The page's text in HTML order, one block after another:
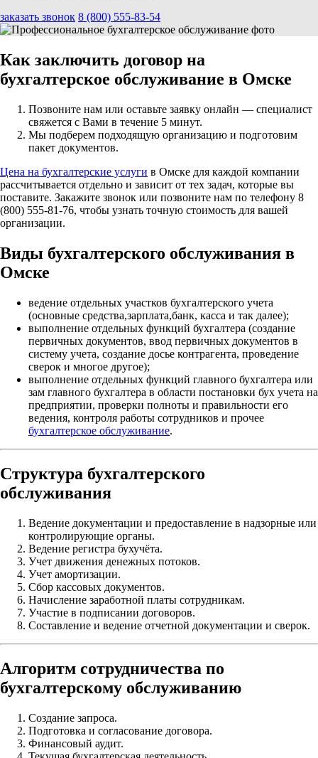
заказать звонок 8 (800) 555-83-54
Как заключить договор на
бухгалтерское обслуживание в Омске
Позвоните нам или оставьте заявку онлайн — специалист
свяжется с Вами в течение 5 минут.
Мы подберем подходящую организацию и подготовим
пакет документов.
Цена на бухгалтерские услуги в Омске для каждой компании
рассчитывается отдельно и зависит от тех задач, которые вы
поставите. Закажите звонок или позвоните нам по телефону 8
(800) 555-81-76, чтобы узнать точную стоимость для вашей
организации.
Виды бухгалтерского обслуживания в
Омске
ведение отдельных участков бухгалтерского учета
(основные средства,зарплата,банк, касса и так далее);
выполнение отдельных функций бухгалтера (создание
первичных документов, ввод первичных документов в
систему учета, создание досье контрагента, проведение
сверок и многое другое);
выполнение отдельных функций главного бухгалтера или
зам главного бухгалтера в области постановки бух учета на
предприятии, проверки полноты и правильности его
ведения, контроля работы сотрудников и прочее
бухгалтерское обслуживание.
Структура бухгалтерского
обслуживания
Ведение документации и предоставление в надзорные или
контролирующие органы.
Ведение регистра бухучёта.
Учет движения денежных потоков.
Учет амортизации.
Сбор кассовых документов.
Начисление заработной платы сотрудникам.
Участие в подписании договоров.
Составление и ведение отчетной документации и сверок.
Алгоритм сотрудничества по
бухгалтерскому обслуживанию
Создание запроса.
Подготовка и согласование договора.
Финансовый аудит.